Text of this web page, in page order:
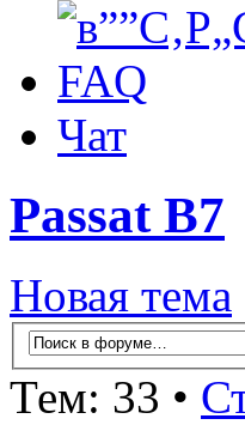
FAQ
Чат
Passat B7
Новая тема
Тем: 33 •